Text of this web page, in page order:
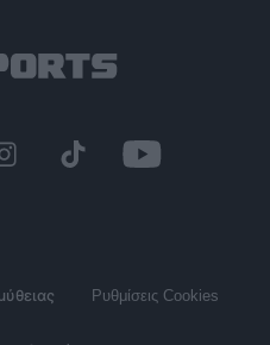
Ρυθμίσεις Cookies